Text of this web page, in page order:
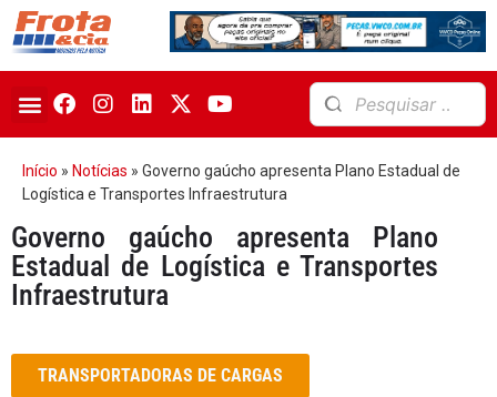
Início » Notícias » Governo gaúcho apresenta Plano Estadual de
Logística e Transportes Infraestrutura
Governo gaúcho apresenta Plano
Estadual de Logística e Transportes
Infraestrutura
TRANSPORTADORAS DE CARGAS